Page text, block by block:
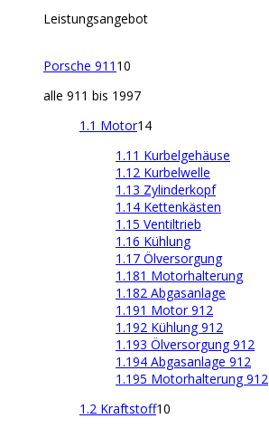
Leistungsangebot
Porsche 911 10
alle 911 bis 1997
1.1 Motor14
1.11 Kurbelgehäuse
1.12 Kurbelwelle
1.13 Zylinderkopf
1.14 Kettenkästen
1.15 Ventiltrieb
1.16 Kühlung
1.17 Ölversorgung
1.181 Motorhalterung
1.182 Abgasanlage
1.191 Motor 912
1.192 Kühlung 912
1.193 Ölversorgung 912
1.194 Abgasanlage 912
1.195 Motorhalterung 912
1.2 Kraftstoff10